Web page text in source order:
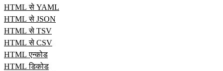
HTML से YAML
HTML से JSON
HTML से TSV
HTML से CSV
HTML एन्कोड
HTML डिकोड